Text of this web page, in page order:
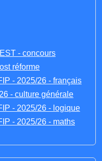
- concours
réforme
- 2025/26 - français
- culture générale
- 2025/26 - logique
- 2025/26 - maths